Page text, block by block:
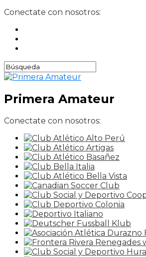
Conectate con nosotros:
Primera Amateur
Conectate con nosotros: